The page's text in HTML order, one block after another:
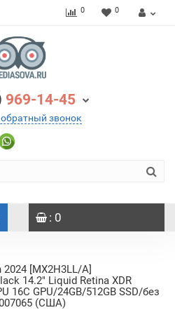
0 0
969-14-45
звонок
: 0
[MX2H3LL/A]
14.2" Liquid Retina XDR
16C GPU/24GB/512GB SSD/без
(США)